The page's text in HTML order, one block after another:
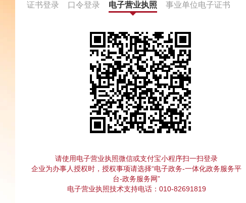
证书登录 口令登录 电子营业执照 事业单位电子证书
请使用电子营业执照微信或支付宝小程序扫一扫登录
企业为办事人授权时，授权事项请选择“电子政务-一体化政务服务平
台-政务服务网”
电子营业执照技术支持电话：010-82691819